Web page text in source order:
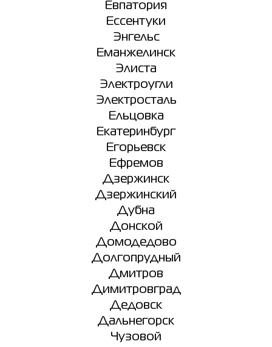
Евпатория
Ессентуки
Энгельс
Еманжелинск
Элиста
Электроугли
Электросталь
Ельцовка
Екатеринбург
Егорьевск
Ефремов
Дзержинск
Дзержинский
Дубна
Донской
Домодедово
Долгопрудный
Дмитров
Димитровград
Дедовск
Дальнегорск
Чузовой